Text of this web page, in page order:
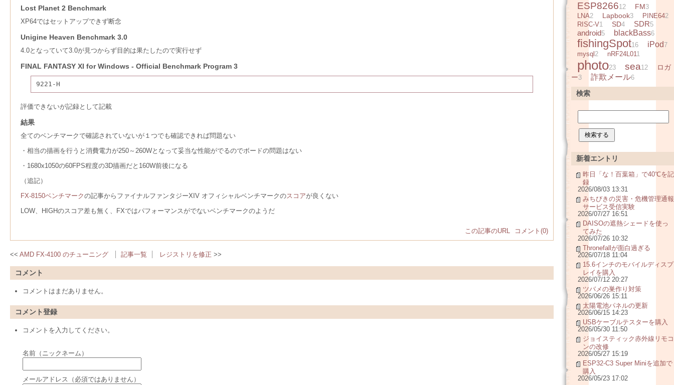
Lost Planet 2 Benchmark
XP64ではセットアップできず断念
Unigine Heaven Benchmark 3.0
4.0となっていて3.0が見つからず目的は果たしたので実行せず
FINAL FANTASY XI for Windows - Official Benchmark Program 3
9221-H
評価できないが記録として記載
結果
全てのベンチマークで確認されていないが１つでも確認できれば問題ない
・相当の描画を行うと消費電力が250～260Wとなって妥当な性能がでるのでボードの問題はない
・1680x1050の60FPS程度の3D描画だと160W前後になる
（追記）
FX-8150ベンチマークの記事からファイナルファンタジーXIV オフィシャルベンチマークのスコアが良くない
LOW、HIGHのスコア差も無く、FXではパフォーマンスがでないベンチマークのようだ
この記事のURL コメント(0)
AMD FX-4100 のチューニング 記事一覧 レジストリを修正
コメント
コメントはまだありません。
コメント登録
コメントを入力してください。
名前（ニックネーム）
メールアドレス（必須ではありません）
ESP826612 FM3
LNA2 Lapbook3 PINE642
RISC-V1 SD4 SDR5
android5 blackBass6
fishingSpot16 iPod7
mysql 2 nRF24L011
photo23 sea12
ロガ
ー3 詐欺メール6
検索
新着エントリ
昨日「な！百葉箱」で40℃を記
録
2026/08/03 13:31
みちびきの災害・危機管理通報
サービス受信実験
2026/07/27 16:51
DAISOの遮熱シェードを使っ
てみた
2026/07/26 10:32
Thronefallが面白過ぎる
2026/07/18 11:04
15.6インチのモバイルディスプ
レイを購入
2026/07/12 20:27
ツバメの巣作り対策
2026/06/26 15:11
太陽電池パネルの更新
2026/06/15 14:23
USBケーブルテスターを購入
2026/05/30 11:50
ジョイスティック赤外線リモコ
ンの改修
2026/05/27 15:19
ESP32-C3 Super Miniを追加で
購入
2026/05/23 17:02